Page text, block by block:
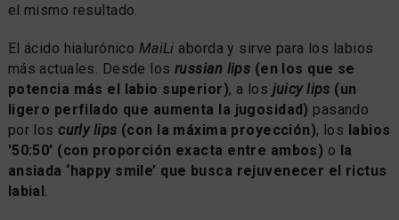
el mismo resultado.
El ácido hialurónico MaiLi aborda y sirve para los labios
más actuales. Desde losrussian lips (en los que se
potencia más el labio superior), a los juicy lips (un
ligero perfilado que aumenta la jugosidad) pasando
por los curly lips (con la máxima proyección), los labios
'50:50' (con proporción exacta entre ambos) o la
ansiada ‘happy smile’ que busca rejuvenecer el rictus
labial.